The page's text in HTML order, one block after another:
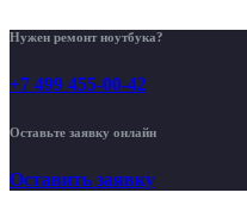
Нужен ремонт ноутбука?
+7 499 455-00-42
Оставьте заявку онлайн
Оставить заявку